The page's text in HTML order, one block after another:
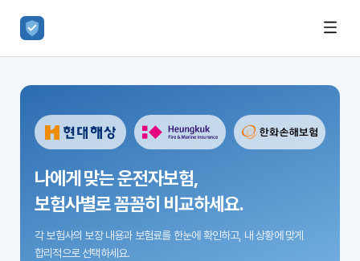
나에게 맞는 운전자보험,
보험사별로 꼼꼼히 비교하세요.
각 보험사의 보장 내용과 보험료를 한눈에 확인하고, 내 상황에 맞게
합리적으로 선택하세요.